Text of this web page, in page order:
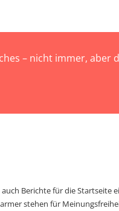
– nicht immer,
Berichte für die Startseite
stehen für